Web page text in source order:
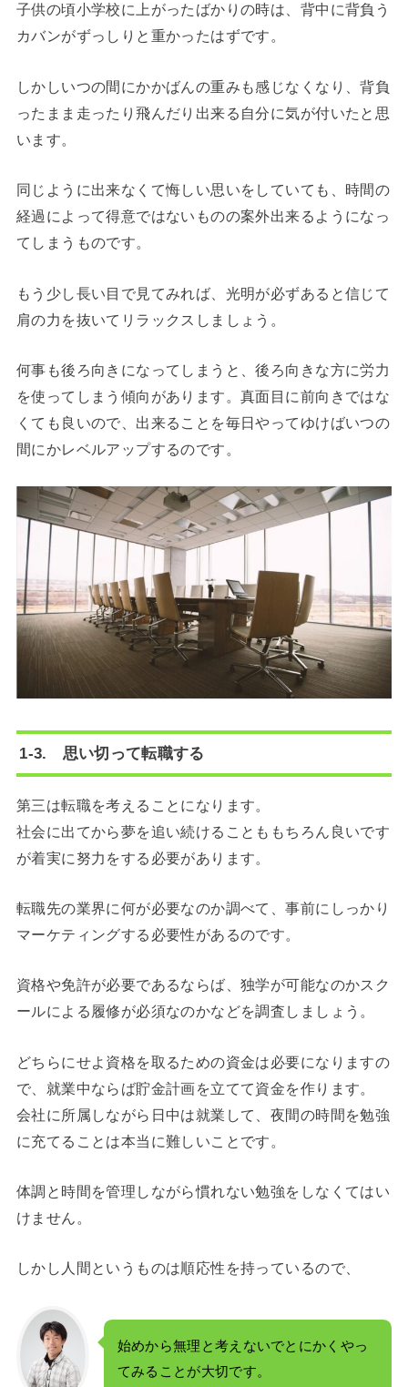
子供の頃小学校に上がったばかりの時は、背中に背負う
カバンがずっしりと重かったはずです。
しかしいつの間にかかばんの重みも感じなくなり、背負
ったまま走ったり飛んだり出来る自分に気が付いたと思
います。
同じように出来なくて悔しい思いをしていても、時間の
経過によって得意ではないものの案外出来るようになっ
てしまうものです。
もう少し長い目で見てみれば、光明が必ずあると信じて
肩の力を抜いてリラックスしましょう。
何事も後ろ向きになってしまうと、後ろ向きな方に労力
を使ってしまう傾向があります。真面目に前向きではな
くても良いので、出来ることを毎日やってゆけばいつの
間にかレベルアップするのです。
1-3. 思い切って転職する
第三は転職を考えることになります。
社会に出てから夢を追い続けることももちろん良いです
が着実に努力をする必要があります。
転職先の業界に何が必要なのか調べて、事前にしっかり
マーケティングする必要性があるのです。
資格や免許が必要であるならば、独学が可能なのかスク
ールによる履修が必須なのかなどを調査しましょう。
どちらにせよ資格を取るための資金は必要になりますの
で、就業中ならば貯金計画を立てて資金を作ります。
会社に所属しながら日中は就業して、夜間の時間を勉強
に充てることは本当に難しいことです。
体調と時間を管理しながら慣れない勉強をしなくてはい
けません。
しかし人間というものは順応性を持っているので、
始めから無理と考えないでとにかくやっ
てみることが大切です。